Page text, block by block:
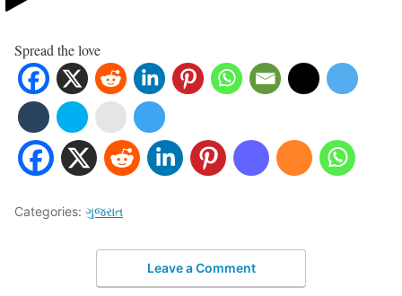
Spread the love
Categories: ગુજરાત
Leave a Comment